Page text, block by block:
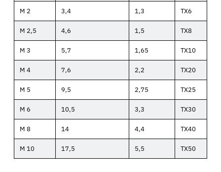
M 2 3,4 1,3 TX6
M 2,5 4,6 1,5 TX8
M 3 5,7 1,65 TX10
M 4 7,6 2,2 TX20
M 5 9,5 2,75 TX25
M 6 10,5 3,3 TX30
M 8 14 4,4 TX40
M 10 17,5 5,5 TX50